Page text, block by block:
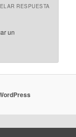
RESPUESTA
un